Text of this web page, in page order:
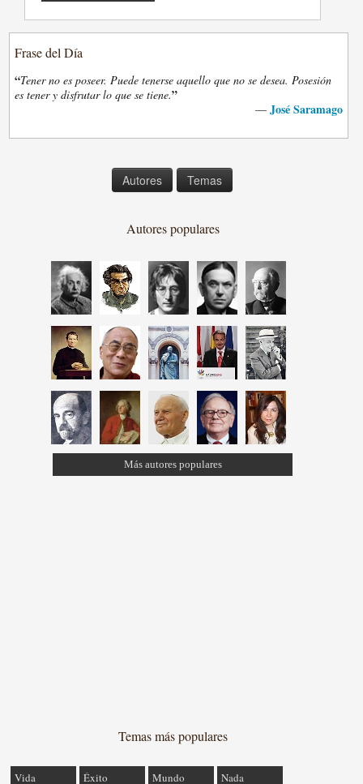
Frase del Día
“Tener no es poseer. Puede tenerse aquello que no se desea. Posesión
es tener y disfrutar lo que se tiene.”
— José Saramago
Autores Temas
Autores populares
Más autores populares
Temas más populares
Vida Éxito Mundo Nada